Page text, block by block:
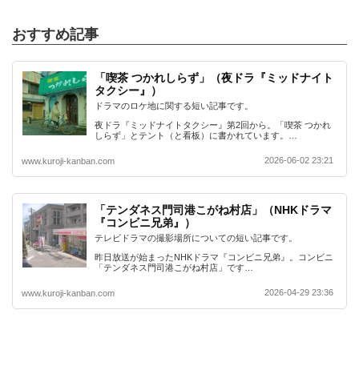
おすすめ記事
「喫茶 つかれしらず」（夜ドラ『ミッドナイト
タクシー』）
ドラマのロケ地に関する短い記事です。
夜ドラ『ミッドナイトタクシー』第2回から。「喫茶 つかれ
しらず」とテント（と看板）に書かれています。…
www.kuroji-kanban.com 2026-06-02 23:21
「テンダネス門司港こがね村店」（NHKドラマ
『コンビニ兄弟』）
テレビドラマの撮影場所についての短い記事です。
昨日放送が始まったNHKドラマ『コンビニ兄弟』。コンビニ
「テンダネス門司港こがね村店」です…
www.kuroji-kanban.com 2026-04-29 23:36